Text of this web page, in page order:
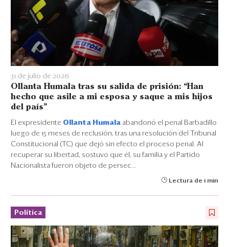
31 de julio de 2026
Ollanta Humala tras su salida de prisión: “Han
hecho que asile a mi esposa y saque a mis hijos
del país”
El expresidente Ollanta Humala abandonó el penal Barbadillo
luego de 15 meses de reclusión, tras una resolución del Tribunal
Constitucional (TC) que dejó sin efecto el proceso penal. Al
recuperar su libertad, sostuvo que él, su familia y el Partido
Nacionalista fueron objeto de persec...
Lectura de 1 min
Política